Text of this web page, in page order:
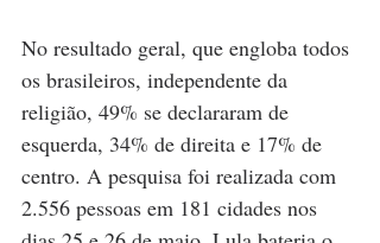
No resultado geral, que engloba todos
os brasileiros, independente da
religião, 49% se declararam de
esquerda, 34% de direita e 17% de
centro. A pesquisa foi realizada com
2.556 pessoas em 181 cidades nos